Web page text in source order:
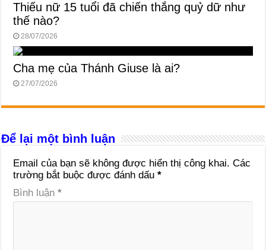
Thiếu nữ 15 tuổi đã chiến thắng quỷ dữ như
thế nào?
28/07/2026
Cha mẹ của Thánh Giuse là ai?
27/07/2026
Để lại một bình luận
Email của bạn sẽ không được hiển thị công khai. Các
trường bắt buộc được đánh dấu*
Bình luận*